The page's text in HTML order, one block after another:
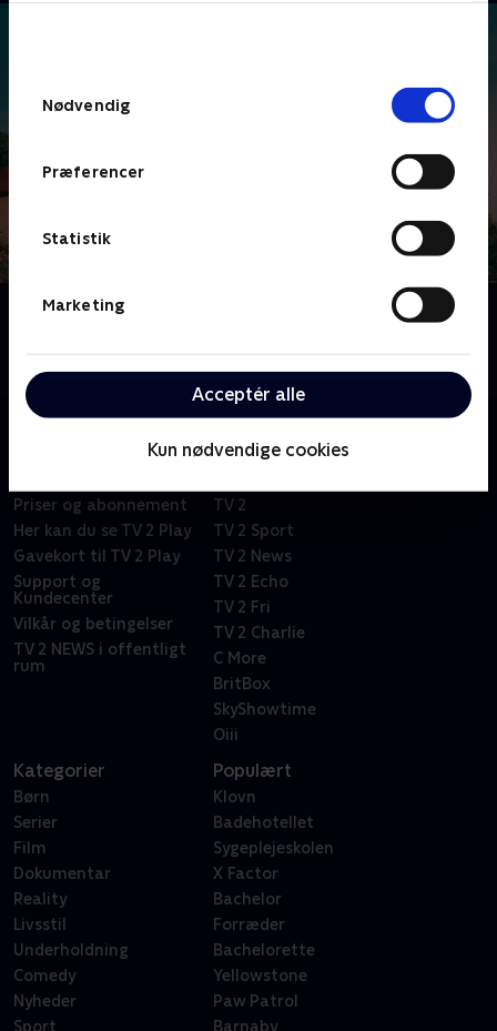
Nødvendig
Præferencer
Statistik
Marketing
Acceptér alle
Kun nødvendige cookies
Om Stor & Lille
perfekte verden for eventyr
Priser og abonnement
Her kan du se TV 2 Play
Gavekort til TV 2 Play
Support og
Kundecenter
Vilkår og betingelser
TV 2 NEWS i offentligt
rum
TV 2
TV 2 Sport
TV 2 News
TV 2 Echo
TV 2 Fri
TV 2 Charlie
C More
BritBox
SkyShowtime
Oiii
Kategorier
Børn
Serier
Film
Dokumentar
Reality
Livsstil
Underholdning
Comedy
Nyheder
Sport
Populært
Klovn
Badehotellet
Sygeplejeskolen
X Factor
Bachelor
Forræder
Bachelorette
Yellowstone
Paw Patrol
Barnaby